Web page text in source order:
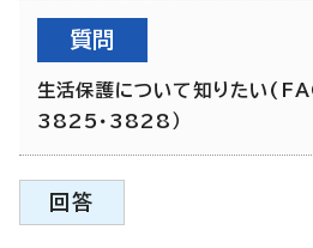
質問
生活保護について知りたい
3825・3828）
回答